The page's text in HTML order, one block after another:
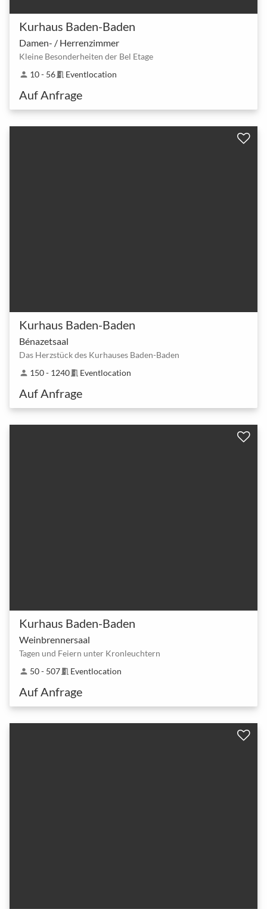
Kurhaus Baden-Baden
Damen- / Herrenzimmer
Kleine Besonderheiten der Bel Etage
person 10 - 56meeting_room Eventlocation
Auf Anfrage
Kurhaus Baden-Baden
Bénazetsaal
Das Herzstück des Kurhauses Baden-Baden
person 150 - 1240meeting_room Eventlocation
Auf Anfrage
Kurhaus Baden-Baden
Weinbrennersaal
Tagen und Feiern unter Kronleuchtern
person 50 - 507meeting_room Eventlocation
Auf Anfrage